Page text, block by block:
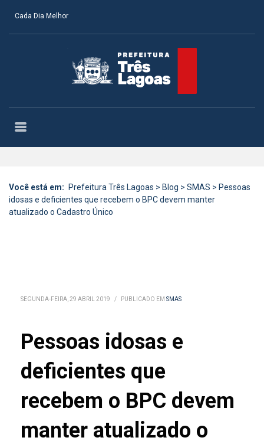
Cada Dia Melhor
Você está em: Prefeitura Três Lagoas > Blog > SMAS > Pessoas
idosas e deficientes que recebem o BPC devem manter
atualizado o Cadastro Único
SEGUNDA-FEIRA, 29 ABRIL 2019 / PUBLICADO EM SMAS
Pessoas idosas e
deficientes que
recebem o BPC devem
manter atualizado o